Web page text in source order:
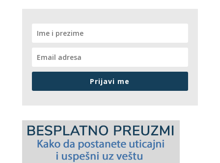
Prijavi me